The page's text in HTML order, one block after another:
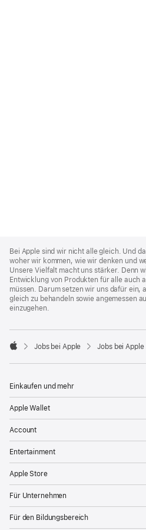
Footer
Bei Apple sind wir nicht alle gleich. Und
woher wir kommen, wie wir denken und
Unsere Vielfalt macht uns stärker. Denn
Entwicklung von Produkten für alle auch
müssen. Darum setzen wir uns dafür ein,
gleich zu behandeln sowie angemessen
einzugehen.

Jobs bei Apple Jobs bei Apple
Einkaufen und mehr
Apple Wallet
Account
Entertainment
Apple Store
Für Unternehmen
Für den Bildungsbereich